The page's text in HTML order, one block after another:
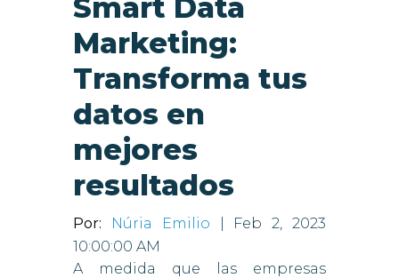
Smart Data
Marketing:
Transforma tus
datos en
mejores
resultados
Por: Núria Emilio | Feb 2, 2023
10:00:00 AM
A medida que las empresas